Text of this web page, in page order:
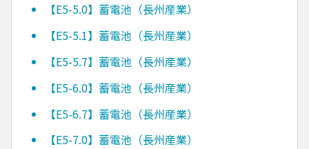
【E5-5.0】蓄電池（長州産業）
【E5-5.1】蓄電池（長州産業）
【E5-5.7】蓄電池（長州産業）
【E5-6.0】蓄電池（長州産業）
【E5-6.7】蓄電池（長州産業）
【E5-7.0】蓄電池（長州産業）